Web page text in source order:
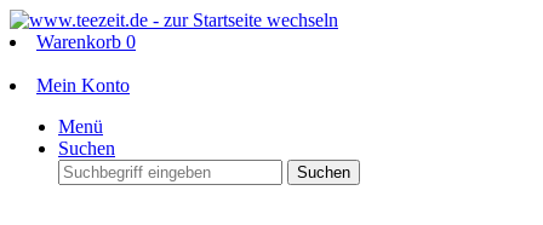
Warenkorb 0
Mein Konto
Menü
Suchen
Suchen